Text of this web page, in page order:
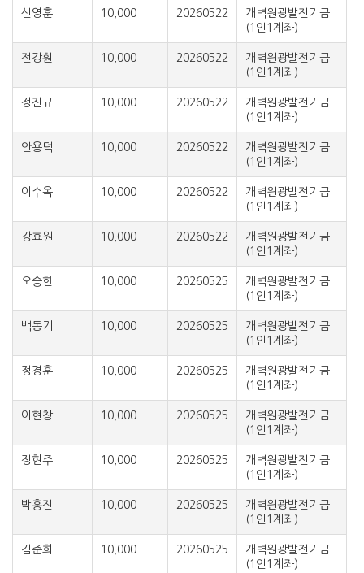
신영훈 10,000 20260522
개벽원광발전기금
(1인1계좌)
전강훤 10,000 20260522
개벽원광발전기금
(1인1계좌)
정진규 10,000 20260522
개벽원광발전기금
(1인1계좌)
안용덕 10,000 20260522
개벽원광발전기금
(1인1계좌)
이수옥 10,000 20260522
개벽원광발전기금
(1인1계좌)
강효원 10,000 20260522
개벽원광발전기금
(1인1계좌)
오승한 10,000 20260525
개벽원광발전기금
(1인1계좌)
백동기 10,000 20260525
개벽원광발전기금
(1인1계좌)
정경훈 10,000 20260525
개벽원광발전기금
(1인1계좌)
이현창 10,000 20260525
개벽원광발전기금
(1인1계좌)
정현주 10,000 20260525
개벽원광발전기금
(1인1계좌)
박홍진 10,000 20260525
개벽원광발전기금
(1인1계좌)
김준희 10,000 20260525
개벽원광발전기금
(1인1계좌)